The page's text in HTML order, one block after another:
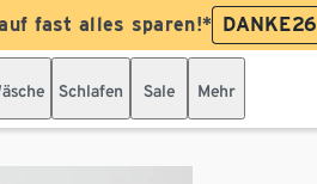
fast alles sparen!* DANKE26
Schlafen Sale Mehr